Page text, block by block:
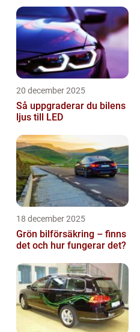
20 december 2025
Så uppgraderar du bilens
ljus till LED
18 december 2025
Grön bilförsäkring – finns
det och hur fungerar det?